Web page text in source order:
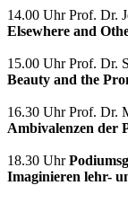
14.00 Uhr Prof. Dr.
Elsewhere and
15.00 Uhr Prof. Dr.
Beauty and the
16.30 Uhr Prof. Dr.
Ambivalenzen der
18.30 Uhr
Imaginieren lehr-